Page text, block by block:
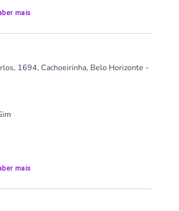
mais
1694, Cachoeirinha, Belo Horizonte -
mais